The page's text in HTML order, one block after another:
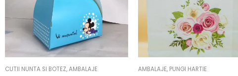
CUTII NUNTA SI BOTEZ,AMBALAJE AMBALAJE, PUNGI HARTIE